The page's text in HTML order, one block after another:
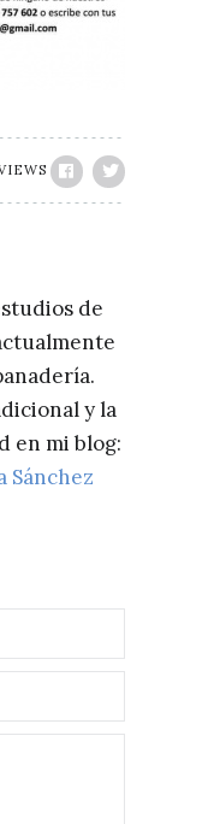
de
y la
en mi blog:
Sánchez